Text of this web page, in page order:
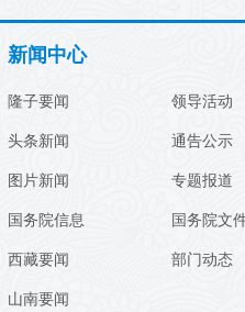
新闻中心
隆子要闻
头条新闻
图片新闻
国务院信息
西藏要闻
山南要闻
领导活动
通告公示
专题报道
国务院文
部门动态